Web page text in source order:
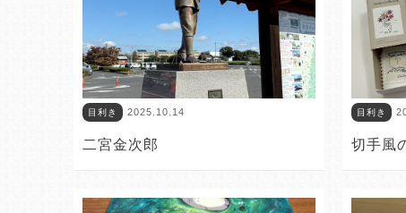
目利き 2025.10.14
二宮金次郎
目利き
切手風